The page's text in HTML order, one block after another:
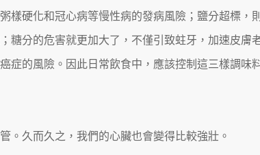
樣硬化和冠心病等慢性病的發病風險；鹽分超標，
糖分的危害就更加大了，不僅引致蛀牙，加速皮膚
症的風險。因此日常飲食中，應該控制這三樣調味
。久而久之，我們的心臟也會變得比較強壯。